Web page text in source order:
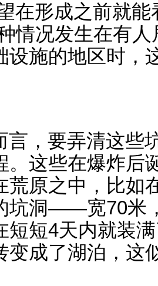
在形成之前就能
情况发生在有
设施的地区时，
言，要弄清这些
。这些在爆炸后
荒原之中，比如
坑洞——宽70米
短短4天内就装
变成了湖泊，这